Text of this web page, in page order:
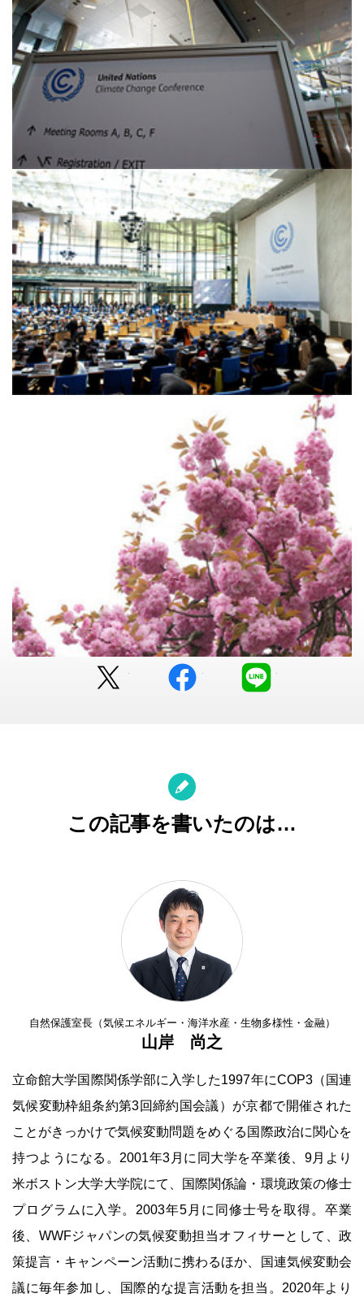
facebook
この記事を書いたのは…
自然保護室長（気候エネルギー・海洋水産・生物多様性・金融）
山岸 尚之
立命館大学国際関係学部に入学した1997年にCOP3（国連
気候変動枠組条約第3回締約国会議）が京都で開催された
ことがきっかけで気候変動問題をめぐる国際政治に関心を
持つようになる。2001年3月に同大学を卒業後、9月より
米ボストン大学大学院にて、国際関係論・環境政策の修士
プログラムに入学。2003年5月に同修士号を取得。卒業
後、WWFジャパンの気候変動担当オフィサーとして、政
策提言・キャンペーン活動に携わるほか、国連気候変動会
議に毎年参加し、国際的な提言活動を担当。2020年より